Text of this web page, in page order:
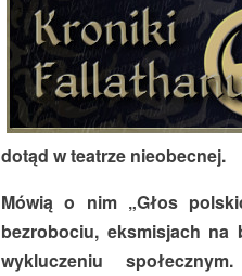
dotąd w teatrze nieobecnej.
Mówią o nim „Głos
bezrobociu, eksmisjach na
wykluczeniu